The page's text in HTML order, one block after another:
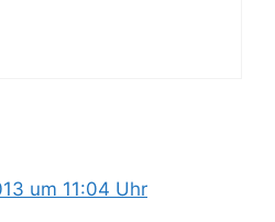
um 11:04 Uhr